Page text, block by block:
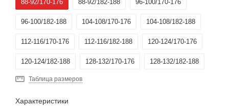
88-92/170-176
88-92/182-188 96-100/170-176
96-100/182-188 104-108/170-176 104-108/182-188
112-116/170-176 112-116/182-188 120-124/170-176
120-124/182-188 128-132/170-176 128-132/182-188
Таблица размеров
Характеристики